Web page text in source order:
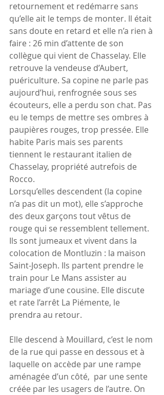
retournement et redémarre sans
qu’elle ait le temps de monter. Il était
sans doute en retard et elle n’a rien à
faire : 26 min d’attente de son
collègue qui vient de Chasselay. Elle
retrouve la vendeuse d’Aubert,
puériculture. Sa copine ne parle pas
aujourd’hui, renfrognée sous ses
écouteurs, elle a perdu son chat. Pas
eu le temps de mettre ses ombres à
paupières rouges, trop pressée. Elle
habite Paris mais ses parents
tiennent le restaurant italien de
Chasselay, propriété autrefois de
Rocco.
Lorsqu’elles descendent (la copine
n’a pas dit un mot), elle s’approche
des deux garçons tout vêtus de
rouge qui se ressemblent tellement.
Ils sont jumeaux et vivent dans la
colocation de Montluzin : la maison
Saint-Joseph. Ils partent prendre le
train pour Le Mans assister au
mariage d’une cousine. Elle discute
et rate l’arrêt La Piémente, le
prendra au retour.
Elle descend à Mouillard, c’est le nom
de la rue qui passe en dessous et à
laquelle on accède par une rampe
aménagée d’un côté,  par une sente
créée par les usagers de l’autre. On